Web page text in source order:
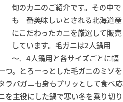
旬のカニのご紹介です。その中で
も一番美味しいとされる北海道産
にこだわったカニを厳選して販売
しています。毛ガニは2人鍋用
～、4人鍋用と各サイズごとに幅
つ。とろーっとした毛ガニのミソを
ラバガニも身もプリッとして食べ応
を主役にした鍋で寒い冬を乗り切り